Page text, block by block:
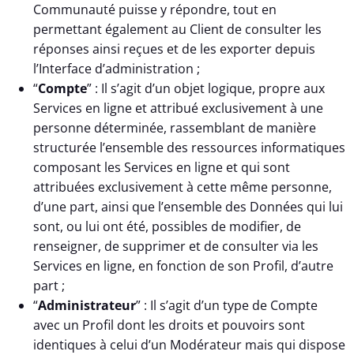
Communauté puisse y répondre, tout en
permettant également au Client de consulter les
réponses ainsi reçues et de les exporter depuis
l’Interface d’administration ;
“Compte” : Il s’agit d’un objet logique, propre aux
Services en ligne et attribué exclusivement à une
personne déterminée, rassemblant de manière
structurée l’ensemble des ressources informatiques
composant les Services en ligne et qui sont
attribuées exclusivement à cette même personne,
d’une part, ainsi que l’ensemble des Données qui lui
sont, ou lui ont été, possibles de modifier, de
renseigner, de supprimer et de consulter via les
Services en ligne, en fonction de son Profil, d’autre
part ;
“Administrateur” : Il s’agit d’un type de Compte
avec un Profil dont les droits et pouvoirs sont
identiques à celui d’un Modérateur mais qui dispose